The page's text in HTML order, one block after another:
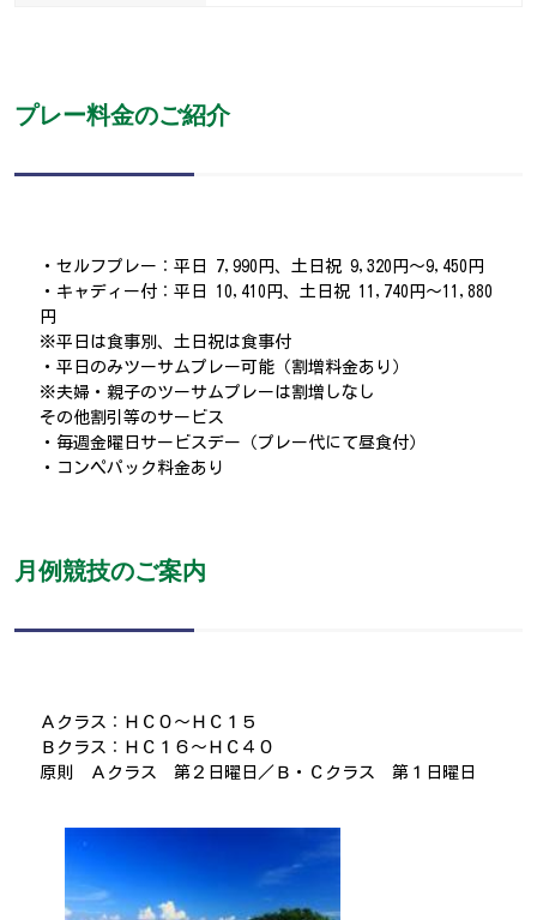
プレー料金のご紹介
・セルフプレー：平日 7,990円、土日祝 9,320円～9,450円
・キャディー付：平日 10,410円、土日祝 11,740円～11,880
円
※平日は食事別、土日祝は食事付
・平日のみツーサムプレー可能（割増料金あり）
※夫婦・親子のツーサムプレーは割増しなし
その他割引等のサービス
・毎週金曜日サービスデー（プレー代にて昼食付）
・コンペパック料金あり
月例競技のご案内
Ａクラス：ＨＣ０～ＨＣ１５
Ｂクラス：ＨＣ１６～ＨＣ４０
原則 Ａクラス 第２日曜日／Ｂ・Ｃクラス 第１日曜日